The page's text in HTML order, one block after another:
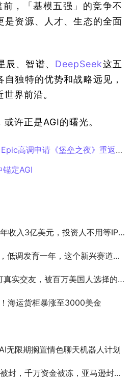
，「基模五强」的竞争不
是资源、人才、生态的全面
、智谱、 DeepSeek这五
自独特的优势和战略远见，
界前沿。
许正是AGI的曙光。
请《堡垒之夜》重返美国iOS，并推出20%用户返利
定AGI
3亿美元，投资人不用等IPO就能赚大钱
发育一年，这个新兴赛道崛起了？
被百万美国人选择的出海社交应用什么样？
海运货柜暴涨至3000美金
无限期搁置情色聊天机器人计划
千万资金被冻，亚马逊封号仍在继续